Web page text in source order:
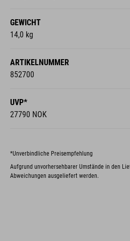
GEWICHT
14,0 kg
ARTIKELNUMMER
852700
UVP*
27790 NOK
*Unverbindliche Preisempfehlung
Aufgrund unvorhersehbarer Umstände in den
Abweichungen ausgeliefert werden.